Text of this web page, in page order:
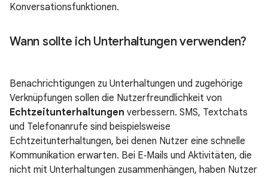
Konversationsfunktionen.
Wann sollte ich Unterhaltungen verwenden?
Benachrichtigungen zu Unterhaltungen und zugehörige
Verknüpfungen sollen die Nutzerfreundlichkeit von
Echtzeitunterhaltungen verbessern. SMS, Textchats
und Telefonanrufe sind beispielsweise
Echtzeitunterhaltungen, bei denen Nutzer eine schnelle
Kommunikation erwarten. Bei E‑Mails und Aktivitäten, die
nicht mit Unterhaltungen zusammenhängen, haben Nutzer